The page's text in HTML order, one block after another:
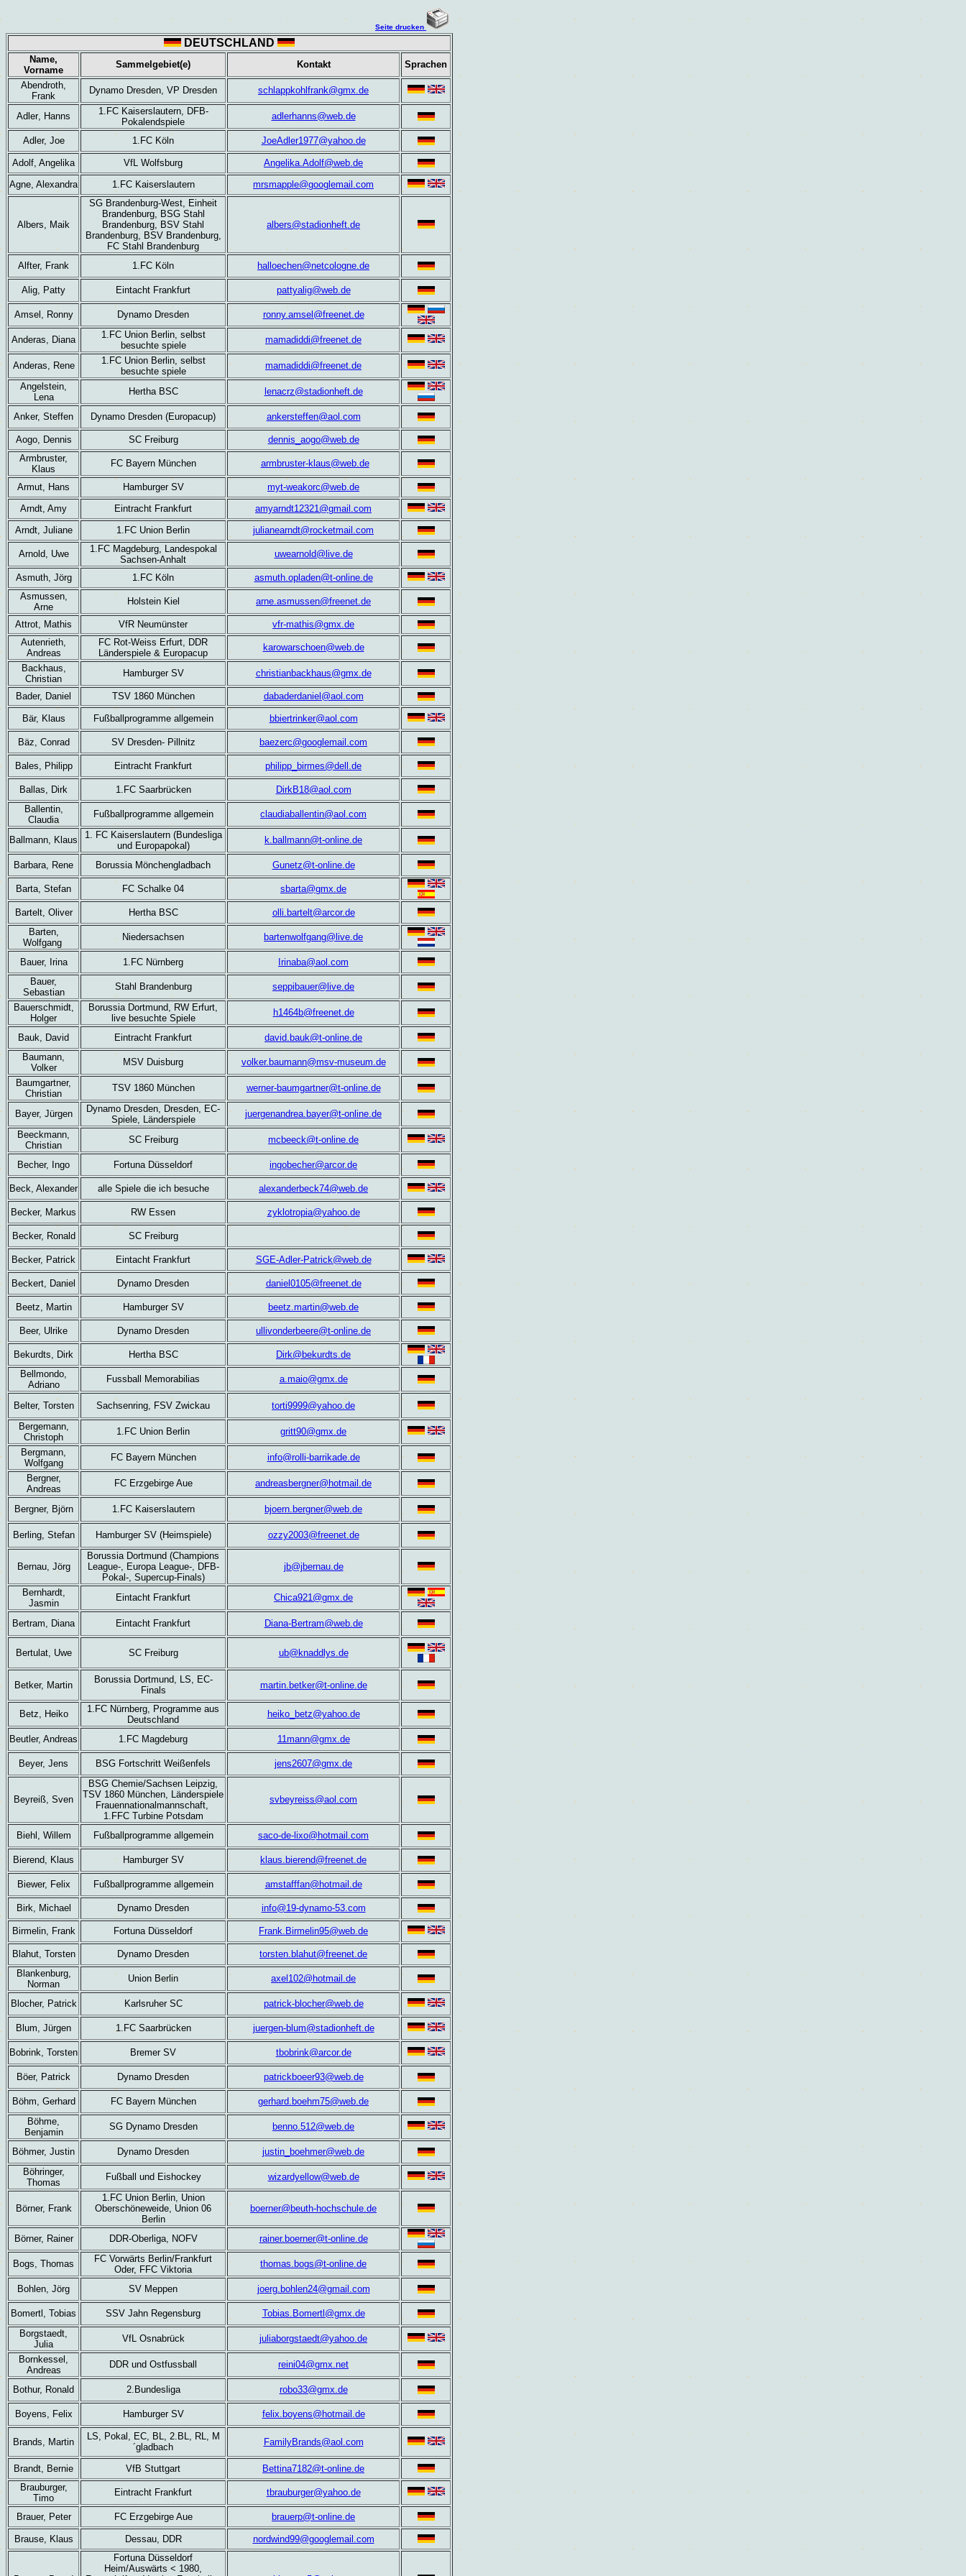
Seite drucken
DEUTSCHLAND
Name,
Vorname
Sammelgebiet(e) Kontakt
Sprachen
Abendroth,
Frank
Dynamo Dresden, VP Dresden schlappkohlfrank@gmx.de
Adler, Hanns
1.FC Kaiserslautern, DFB-
Pokalendspiele
adlerhanns@web.de
Adler, Joe 1.FC Köln JoeAdler1977@yahoo.de
Adolf, Angelika VfL Wolfsburg
Angelika.Adolf@web.de
Agne, Alexandra
1.FC Kaiserslautern mrsmapple@googlemail.com
Albers, Maik
SG Brandenburg-West, Einheit
Brandenburg, BSG Stahl
Brandenburg, BSV Stahl
Brandenburg, BSV Brandenburg,
FC Stahl Brandenburg
albers@stadionheft.de
Alfter, Frank 1.FC Köln halloechen@netcologne.de
Alig, Patty Eintacht Frankfurt pattyalig@web.de
Amsel, Ronny Dynamo Dresden ronny.amsel@freenet.de
Anderas, Diana
1.FC Union Berlin, selbst
besuchte spiele
mamadiddi@freenet.de
Anderas, Rene
1.FC Union Berlin, selbst
besuchte spiele
mamadiddi@freenet.de
Angelstein,
Lena
Hertha BSC lenacrz@stadionheft.de
Anker, Steffen Dynamo Dresden (Europacup) ankersteffen@aol.com
Aogo, Dennis SC Freiburg
dennis_aogo@web.de
Armbruster,
Klaus
FC Bayern München armbruster-klaus@web.de
Armut, Hans Hamburger SV
myt-weakorc@web.de
Arndt, Amy Eintracht Frankfurt
amyarndt12321@gmail.com
Arndt, Juliane 1.FC Union Berlin julianearndt@rocketmail.com
Arnold, Uwe
1.FC Magdeburg, Landespokal
Sachsen-Anhalt
uwearnold@live.de
Asmuth, Jörg 1.FC Köln
asmuth.opladen@t-online.de
Asmussen,
Arne
Holstein Kiel arne.asmussen@freenet.de
Attrot, Mathis VfR Neumünster
vfr-mathis@gmx.de
Autenrieth,
Andreas
FC Rot-Weiss Erfurt, DDR
Länderspiele & Europacup
karowarschoen@web.de
Backhaus,
Christian
Hamburger SV christianbackhaus@gmx.de
Bader, Daniel TSV 1860 München dabaderdaniel@aol.com
Bär, Klaus Fußballprogramme allgemein bbiertrinker@aol.com
Bäz, Conrad SV Dresden- Pillnitz baezerc@googlemail.com
Bales, Philipp Eintracht Frankfurt philipp_birmes@dell.de
Ballas, Dirk 1.FC Saarbrücken
DirkB18@aol.com
Ballentin,
Claudia
Fußballprogramme allgemein claudiaballentin@aol.com
Ballmann, Klaus
1. FC Kaiserslautern (Bundesliga
und Europapokal)
k.ballmann@t-online.de
Barbara, Rene Borussia Mönchengladbach Gunetz@t-online.de
Barta, Stefan FC Schalke 04 sbarta@gmx.de
Bartelt, Oliver Hertha BSC
olli.bartelt@arcor.de
Barten,
Wolfgang
Niedersachsen bartenwolfgang@live.de
Bauer, Irina 1.FC Nürnberg
Irinaba@aol.com
Bauer,
Sebastian
Stahl Brandenburg
seppibauer@live.de
Bauerschmidt,
Holger
Borussia Dortmund, RW Erfurt,
live besuchte Spiele
h1464b@freenet.de
Bauk, David Eintracht Frankfurt
david.bauk@t-online.de
Baumann,
Volker
MSV Duisburg
volker.baumann@msv-museum.de
Baumgartner,
Christian
TSV 1860 München werner-baumgartner@t-online.de
Bayer, Jürgen
Dynamo Dresden, Dresden, EC-
Spiele, Länderspiele
juergenandrea.bayer@t-online.de
Beeckmann,
Christian
SC Freiburg mcbeeck@t-online.de
Becher, Ingo Fortuna Düsseldorf ingobecher@arcor.de
Beck, Alexander alle Spiele die ich besuche alexanderbeck74@web.de
Becker, Markus RW Essen zyklotropia@yahoo.de
Becker, Ronald SC Freiburg
Becker, Patrick Eintacht Frankfurt SGE-Adler-Patrick@web.de
Beckert, Daniel Dynamo Dresden daniel0105@freenet.de
Beetz, Martin Hamburger SV beetz.martin@web.de
Beer, Ulrike Dynamo Dresden ullivonderbeere@t-online.de
Bekurdts, Dirk Hertha BSC
Dirk@bekurdts.de
Bellmondo,
Adriano
Fussball Memorabilias a.maio@gmx.de
Belter, Torsten Sachsenring, FSV Zwickau
torti9999@yahoo.de
Bergemann,
Christoph
1.FC Union Berlin
gritt90@gmx.de
Bergmann,
Wolfgang
FC Bayern München
info@rolli-barrikade.de
Bergner,
Andreas
FC Erzgebirge Aue andreasbergner@hotmail.de
Bergner, Björn 1.FC Kaiserslautern bjoern.bergner@web.de
Berling, Stefan Hamburger SV (Heimspiele) ozzy2003@freenet.de
Bernau, Jörg
Borussia Dortmund (Champions
League-, Europa League-, DFB-
Pokal-, Supercup-Finals)
jb@jbernau.de
Bernhardt,
Jasmin
Eintacht Frankfurt Chica921@gmx.de
Bertram, Diana Eintacht Frankfurt Diana-Bertram@web.de
Bertulat, Uwe SC Freiburg ub@knaddlys.de
Betker, Martin
Borussia Dortmund, LS, EC-
Finals
martin.betker@t-online.de
Betz, Heiko
1.FC Nürnberg, Programme aus
Deutschland
heiko_betz@yahoo.de
Beutler, Andreas 1.FC Magdeburg 11mann@gmx.de
Beyer, Jens BSG Fortschritt Weißenfels jens2607@gmx.de
Beyreiß, Sven
BSG Chemie/Sachsen Leipzig,
TSV 1860 München, Länderspiele
Frauennationalmannschaft,
1.FFC Turbine Potsdam
svbeyreiss@aol.com
Biehl, Willem Fußballprogramme allgemein saco-de-lixo@hotmail.com
Bierend, Klaus Hamburger SV klaus.bierend@freenet.de
Biewer, Felix Fußballprogramme allgemein amstafffan@hotmail.de
Birk, Michael Dynamo Dresden info@19-dynamo-53.com
Birmelin, Frank Fortuna Düsseldorf Frank.Birmelin95@web.de
Blahut, Torsten Dynamo Dresden
torsten.blahut@freenet.de
Blankenburg,
Norman
Union Berlin axel102@hotmail.de
Blocher, Patrick Karlsruher SC patrick-blocher@web.de
Blum, Jürgen 1.FC Saarbrücken juergen-blum@stadionheft.de
Bobrink, Torsten Bremer SV tbobrink@arcor.de
Böer, Patrick Dynamo Dresden patrickboeer93@web.de
Böhm, Gerhard FC Bayern München
gerhard.boehm75@web.de
Böhme,
Benjamin
SG Dynamo Dresden benno.512@web.de
Böhmer, Justin Dynamo Dresden
justin_boehmer@web.de
Böhringer,
Thomas
Fußball und Eishockey wizardyellow@web.de
Börner, Frank
1.FC Union Berlin, Union
Oberschöneweide, Union 06
Berlin
boerner@beuth-hochschule.de
Börner, Rainer DDR-Oberliga, NOFV rainer.boerner@t-online.de
Bogs, Thomas
FC Vorwärts Berlin/Frankfurt
Oder, FFC Viktoria
thomas.bogs@t-online.de
Bohlen, Jörg SV Meppen joerg.bohlen24@gmail.com
Bomertl, Tobias SSV Jahn Regensburg
Tobias.Bomertl@gmx.de
Borgstaedt,
Julia
VfL Osnabrück
juliaborgstaedt@yahoo.de
Bornkessel,
Andreas
DDR und Ostfussball reini04@gmx.net
Bothur, Ronald 2.Bundesliga robo33@gmx.de
Boyens, Felix Hamburger SV felix.boyens@hotmail.de
Brands, Martin
LS, Pokal, EC, BL, 2.BL, RL, M
´gladbach
FamilyBrands@aol.com
Brandt, Bernie VfB Stuttgart
Bettina7182@t-online.de
Brauburger,
Timo
Eintracht Frankfurt tbrauburger@yahoo.de
Brauer, Peter FC Erzgebirge Aue brauerp@t-online.de
Brause, Klaus Dessau, DDR nordwind99@googlemail.com
Fortuna Düsseldorf
Heim/Auswärts < 1980,